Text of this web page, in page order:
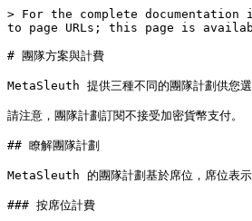
> For the complete
to page URLs; this page is
# 團隊方案與計費
MetaSleuth 提供三種不同的團隊計劃供
請注意，團隊計劃訂閱不接受加密貨幣支付。
## 瞭解團隊計劃
MetaSleuth 的團隊計劃基於席位，席位表
### 按席位計費